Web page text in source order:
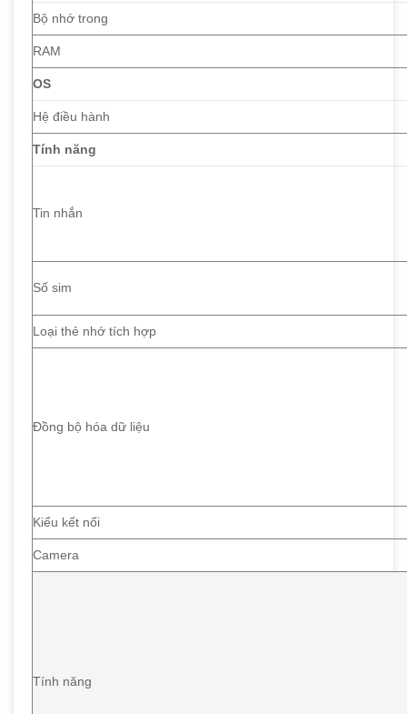
Bộ nhớ trong
RAM
OS
Hệ điều hành
Tính năng
Tin nhắn
Số sim
Loại thẻ nhớ tích hợp
Đồng bộ hóa dữ liệu
Kiểu kết nối
Camera
Tính năng